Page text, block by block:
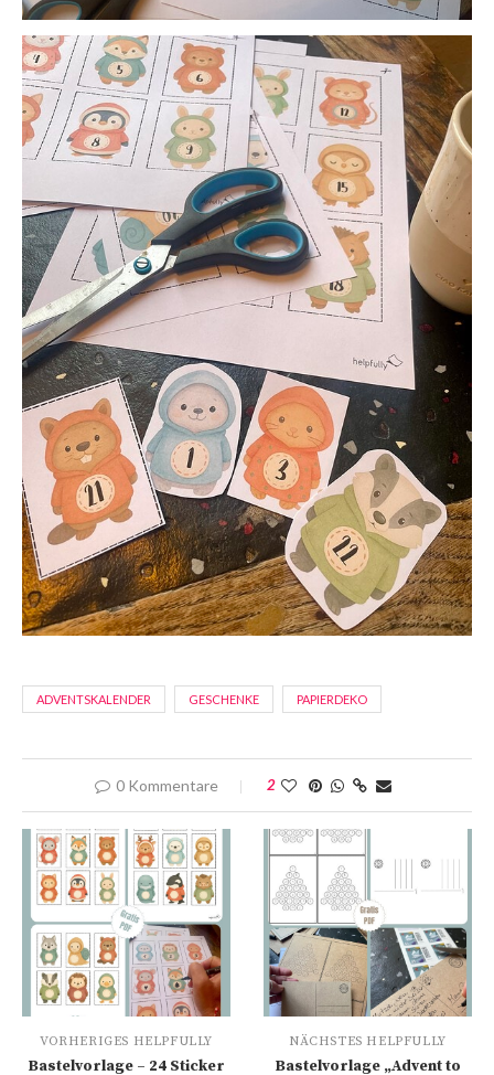
ADVENTSKALENDER GESCHENKE PAPIERDEKO
0 Kommentare 2
VORHERIGES HELPFULLY
Bastelvorlage – 24 Sticker
NÄCHSTES HELPFULLY
Bastelvorlage „Advent to